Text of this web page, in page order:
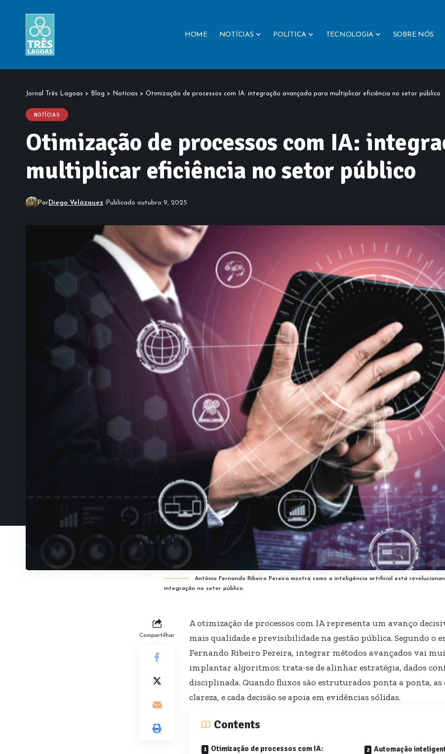
HOME NOTÍCIAS POLÍTICA TECNOLOGIA SOBRE NÓS
Jornal Três Lagoas > Blog > Notícias > Otimização de processos com IA: integração avançada para multiplicar eficiência no setor público
NOTÍCIAS
Otimização de processos com IA:
multiplicar eficiência no setor público
PorDiego Velázquez Publicado outubro 9, 2025
Antônio Fernando Ribeiro Pereira mostra como a inteligência artificial está
integração no setor público.
Compartilhar
A otimização de processos com IA representa um avanço
mais qualidade e previsibilidade na gestão pública. Segundo o
Fernando Ribeiro Pereira, integrar métodos avançados vai
implantar algoritmos: trata-se de alinhar estratégia, dados
disciplinada. Quando fluxos são estruturados ponta a ponta, as
clareza, e cada decisão se apoia em evidências sólidas.
Contents
Otimização de processos com IA:
Automação